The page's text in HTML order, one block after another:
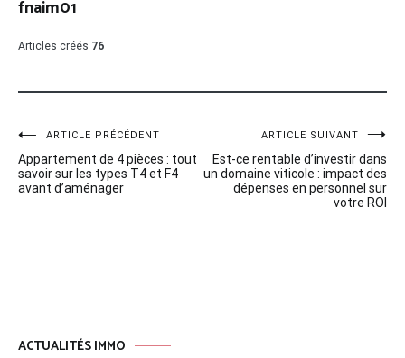
fnaim01
Articles créés 76
Navigation
de
ARTICLE PRÉCÉDENT
Appartement de 4 pièces : tout
savoir sur les types T4 et F4
avant d’aménager
ARTICLE SUIVANT
Est-ce rentable d’investir dans
un domaine viticole : impact des
dépenses en personnel sur
votre ROI
ACTUALITÉS IMMO